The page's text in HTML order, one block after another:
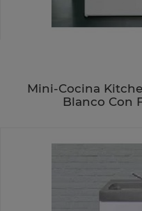
Mini-Cocina
Blanco Con